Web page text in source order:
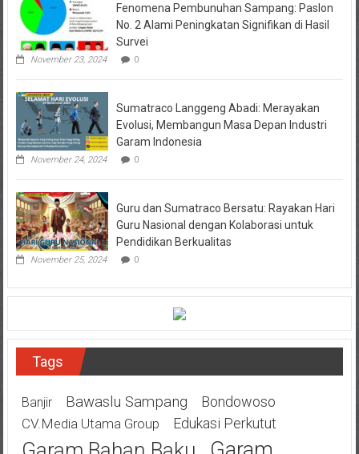
Fenomena Pembunuhan Sampang: Paslon
No. 2 Alami Peningkatan Signifikan di Hasil
Survei
November 23, 2024 0
Sumatraco Langgeng Abadi: Merayakan
Evolusi, Membangun Masa Depan Industri
Garam Indonesia
November 24, 2024 0
Guru dan Sumatraco Bersatu: Rayakan Hari
Guru Nasional dengan Kolaborasi untuk
Pendidikan Berkualitas
November 25, 2024 0
Tags
Banjir Bawaslu Sampang Bondowoso
CV.Media Utama Group Edukasi Perkutut